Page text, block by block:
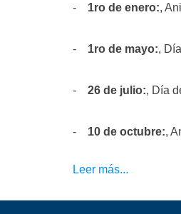
- 1ro de enero:,
- 1ro de mayo:,
- 26 de julio:, Día
- 10 de octubre:,
Leer más...